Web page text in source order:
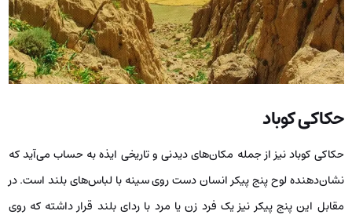
حکاکی کوباد
حکاکی کوباد نیز از جمله مکان‌های دیدنی و تاریخی ایذه به‌ حساب می‌آید که
نشان‌دهنده لوح پنج پیکر انسان دست روی سینه با لباس‌های بلند است. در
مقابل این پنج پیکر نیز یک فرد زن یا مرد با ردای بلند قرار داشته که روی